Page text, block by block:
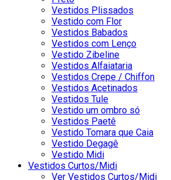
Vestidos Plissados
Vestido com Flor
Vestidos Babados
Vestidos com Lenço
Vestido Zibeline
Vestidos Alfaiataria
Vestidos Crepe / Chiffon
Vestidos Acetinados
Vestidos Tule
Vestido um ombro só
Vestidos Paetê
Vestido Tomara que Caia
Vestido Degagê
Vestido Midi
Vestidos Curtos/Midi
Ver Vestidos Curtos/Midi